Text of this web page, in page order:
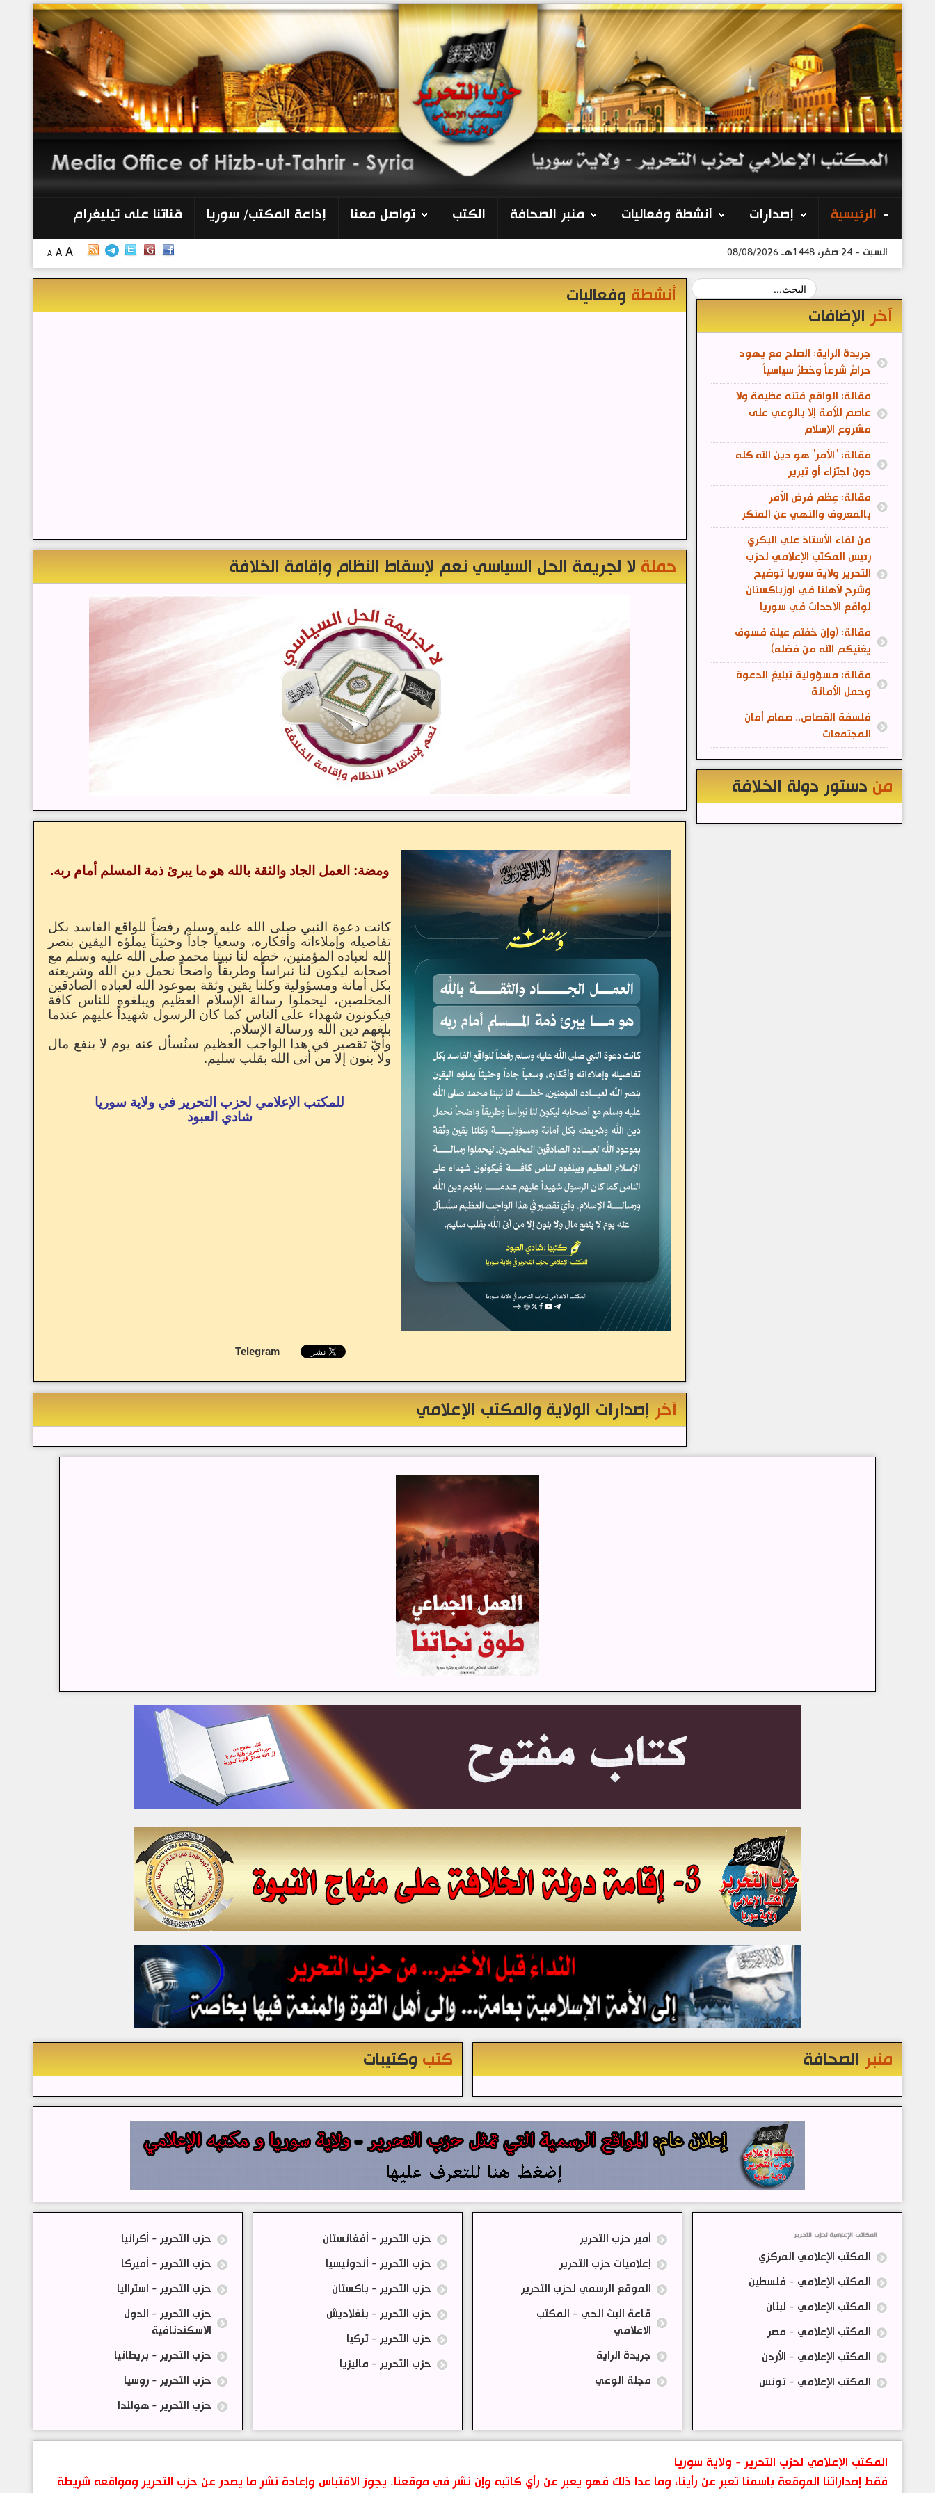
الرئيسية
إصدارات
منبر الصحافة
تواصل معنا
إذاعة المكتب/ سوريا
الرئيسية إصدارات أنشطة وفعاليات منبر الصحافة الكتب تواصل معنا إذاعة المكتب/ سوريا قناتنا على تيليغرام
السبت - 24 صفر، 1448هـ 08/08/2026 A A A
أنشطة وفعاليات
حملة لا لجريمة الحل السياسي نعم لإسقاط النظام وإقامة الخلافة
ومضة: العمل الجاد والثقة بالله هو ما يبرئ ذمة المسلم أمام ربه.
كانت دعوة النبي صلى الله عليه وسلم رفضاً للواقع الفاسد بكل
تفاصيله وإملاءاته وأفكاره، وسعياً جاداً وحثيثاً يملؤه اليقين بنصر
الله لعباده المؤمنين، خطه لنا نبينا محمد صلى الله عليه وسلم مع
أصحابه ليكون لنا نبراساً وطريقاً واضحاً نحمل دين الله وشريعته
بكل أمانة ومسؤولية وكلنا يقين وثقة بموعود الله لعباده الصادقين
المخلصين، ليحملوا رسالة الإسلام العظيم ويبلغوه للناس كافة
فيكونون شهداء على الناس كما كان الرسول شهيداً عليهم عندما
بلغهم دين الله ورسالة الإسلام.
وأيّ تقصير في هذا الواجب العظيم سنُسأل عنه يوم لا ينفع مال
ولا بنون إلا من أتى الله بقلب سليم.
للمكتب الإعلامي لحزب التحرير في ولاية سوريا
شادي العبود
Telegram
آخر إصدارات الولاية والمكتب الإعلامي
آخر الإضافات
جريدة الراية: الصلح مع يهود
حرامٌ شرعاً وخطرٌ سياسياً
مقالة: الواقع فتنه عظيمة ولا
عاصم للأمة إلا بالوعي على
مشروع الإسلام
مقالة: "الأمر" هو دين الله كله
دون اجتزاء أو تبرير
مقالة: عِظم فرض الأمر
بالمعروف والنهي عن المنكر
من لقاء الأستاذ علي البكري
رئيس المكتب الإعلامي لحزب
التحرير ولاية سوريا توضيح
وشرح لأهلنا في اوزباكستان
لواقع الاحداث في سوريا
مقالة: (وإن خفتم عيلة فسوف
يغنيكم الله من فضله)
مقالة: مسؤولية تبليغ الدعوة
وحمل الأمانة
فلسفة القصاص.. صمام أمان
المجتمعات
من دستور دولة الخلافة
كتب وكتيبات منبر الصحافة
حزب التحرير - أكرانيا
حزب التحرير - أميركا
حزب التحرير - استراليا
حزب التحرير - الدول
الاسكندنافية
حزب التحرير - بريطانيا
حزب التحرير - روسيا
حزب التحرير - هولندا
حزب التحرير - أفغانستان
حزب التحرير - أندونيسيا
حزب التحرير - باكستان
حزب التحرير - بنغلاديش
حزب التحرير - تركيا
حزب التحرير - ماليزيا
أمير حزب التحرير
إعلاميات حزب التحرير
الموقع الرسمي لحزب التحرير
قاعة البث الحي - المكتب
الاعلامي
جريدة الراية
مجلة الوعي
المكاتب الإعلامية لحزب التحرير
المكتب الإعلامي المركزي
المكتب الإعلامي - فلسطين
المكتب الإعلامي - لبنان
المكتب الإعلامي - مصر
المكتب الإعلامي - الأردن
المكتب الإعلامي - تونس
المكتب الإعلامي لحزب التحرير - ولاية سوريا
فقط إصداراتنا الموقعة باسمنا تعبر عن رأينا، وما عدا ذلك فهو يعبر عن رأي كاتبه وإن نشر في موقعنا. يجوز الاقتباس وإعادة نشر ما يصدر عن حزب التحرير ومواقعه شريطة